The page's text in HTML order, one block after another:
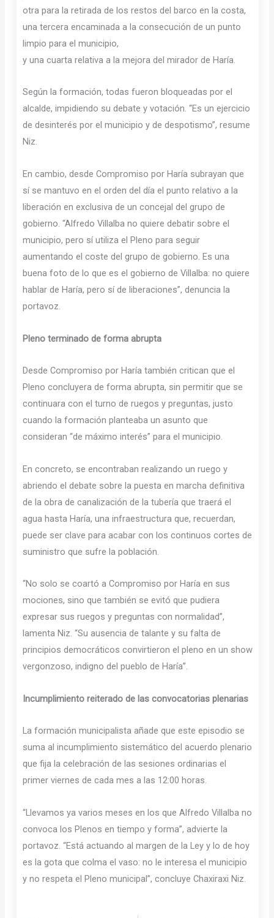
otra para la retirada de los restos del barco en la costa,
una tercera encaminada a la consecución de un punto
limpio para el municipio,
y una cuarta relativa a la mejora del mirador de Haría.
Según la formación, todas fueron bloqueadas por el
alcalde, impidiendo su debate y votación. “Es un ejercicio
de desinterés por el municipio y de despotismo”, resume
Niz.
En cambio, desde Compromiso por Haría subrayan que
sí se mantuvo en el orden del día el punto relativo a la
liberación en exclusiva de un concejal del grupo de
gobierno. “Alfredo Villalba no quiere debatir sobre el
municipio, pero sí utiliza el Pleno para seguir
aumentando el coste del grupo de gobierno. Es una
buena foto de lo que es el gobierno de Villalba: no quiere
hablar de Haría, pero sí de liberaciones”, denuncia la
portavoz.
Pleno terminado de forma abrupta
Desde Compromiso por Haría también critican que el
Pleno concluyera de forma abrupta, sin permitir que se
continuara con el turno de ruegos y preguntas, justo
cuando la formación planteaba un asunto que
consideran “de máximo interés” para el municipio.
En concreto, se encontraban realizando un ruego y
abriendo el debate sobre la puesta en marcha definitiva
de la obra de canalización de la tubería que traerá el
agua hasta Haría, una infraestructura que, recuerdan,
puede ser clave para acabar con los continuos cortes de
suministro que sufre la población.
“No solo se coartó a Compromiso por Haría en sus
mociones, sino que también se evitó que pudiera
expresar sus ruegos y preguntas con normalidad”,
lamenta Niz. “Su ausencia de talante y su falta de
principios democráticos convirtieron el pleno en un show
vergonzoso, indigno del pueblo de Haría”.
Incumplimiento reiterado de las convocatorias plenarias
La formación municipalista añade que este episodio se
suma al incumplimiento sistemático del acuerdo plenario
que fija la celebración de las sesiones ordinarias el
primer viernes de cada mes a las 12:00 horas.
“Llevamos ya varios meses en los que Alfredo Villalba no
convoca los Plenos en tiempo y forma”, advierte la
portavoz. “Está actuando al margen de la Ley y lo de hoy
es la gota que colma el vaso: no le interesa el municipio
y no respeta el Pleno municipal”, concluye Chaxiraxi Niz.